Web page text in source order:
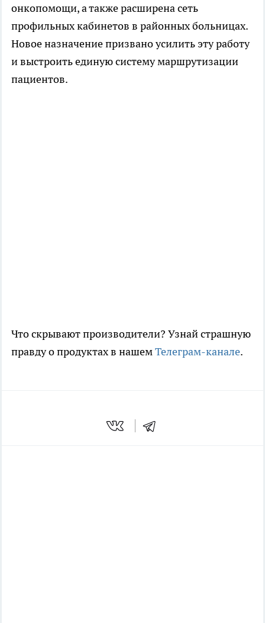
онкопомощи, а также расширена сеть
профильных кабинетов в районных больницах.
Новое назначение призвано усилить эту работу
и выстроить единую систему маршрутизации
пациентов.
Что скрывают производители? Узнай страшную
правду о продуктах в нашемТелеграм-канале.